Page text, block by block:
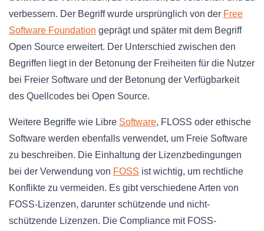
verbessern. Der Begriff wurde ursprünglich von der Free
Software Foundation geprägt und später mit dem Begriff
Open Source erweitert. Der Unterschied zwischen den
Begriffen liegt in der Betonung der Freiheiten für die Nutzer
bei Freier Software und der Betonung der Verfügbarkeit
des Quellcodes bei Open Source.
Weitere Begriffe wie Libre Software, FLOSS oder ethische
Software werden ebenfalls verwendet, um Freie Software
zu beschreiben. Die Einhaltung der Lizenzbedingungen
bei der Verwendung von FOSS ist wichtig, um rechtliche
Konflikte zu vermeiden. Es gibt verschiedene Arten von
FOSS-Lizenzen, darunter schützende und nicht-
schützende Lizenzen. Die Compliance mit FOSS-